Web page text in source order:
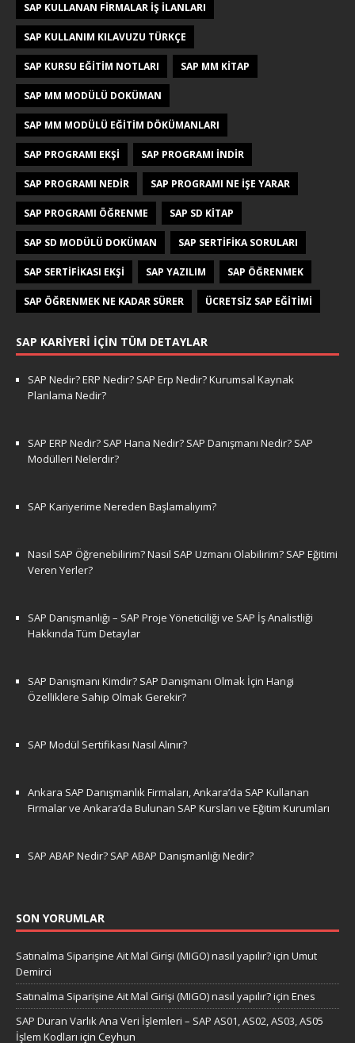
SAP KULLANAN FIRMALAR IŞ ILANLARI
SAP KULLANIM KILAVUZU TÜRKÇE
SAP KURSU EĞITIM NOTLARI SAP MM KITAP
SAP MM MODÜLÜ DOKÜMAN
SAP MM MODÜLÜ EĞITIM DÖKÜMANLARI
SAP PROGRAMI EKŞI SAP PROGRAMI INDIR
SAP PROGRAMI NEDIR SAP PROGRAMI NE IŞE YARAR
SAP PROGRAMI ÖĞRENME SAP SD KITAP
SAP SD MODÜLÜ DOKÜMAN SAP SERTIFIKA SORULARI
SAP SERTIFIKASI EKŞI SAP YAZILIM SAP ÖĞRENMEK
SAP ÖĞRENMEK NE KADAR SÜRER ÜCRETSIZ SAP EĞITIMI
SAP KARIYERI İÇIN TÜM DETAYLAR
SAP Nedir? ERP Nedir? SAP Erp Nedir? Kurumsal Kaynak
Planlama Nedir?
SAP ERP Nedir? SAP Hana Nedir? SAP Danışmanı Nedir? SAP
Modülleri Nelerdir?
SAP Kariyerime Nereden Başlamalıyım?
Nasıl SAP Öğrenebilirim? Nasıl SAP Uzmanı Olabilirim? SAP Eğitimi
Veren Yerler?
SAP Danışmanlığı – SAP Proje Yöneticiliği ve SAP İş Analistliği
Hakkında Tüm Detaylar
SAP Danışmanı Kimdir? SAP Danışmanı Olmak İçin Hangi
Özelliklere Sahip Olmak Gerekir?
SAP Modül Sertifikası Nasıl Alınır?
Ankara SAP Danışmanlık Firmaları, Ankara’da SAP Kullanan
Firmalar ve Ankara’da Bulunan SAP Kursları ve Eğitim Kurumları
SAP ABAP Nedir? SAP ABAP Danışmanlığı Nedir?
SON YORUMLAR
Satınalma Siparişine Ait Mal Girişi (MIGO) nasıl yapılır?için Umut
Demirci
Satınalma Siparişine Ait Mal Girişi (MIGO) nasıl yapılır?için Enes
SAP Duran Varlık Ana Veri İşlemleri – SAP AS01, AS02, AS03, AS05
İşlem Kodları için Ceyhun